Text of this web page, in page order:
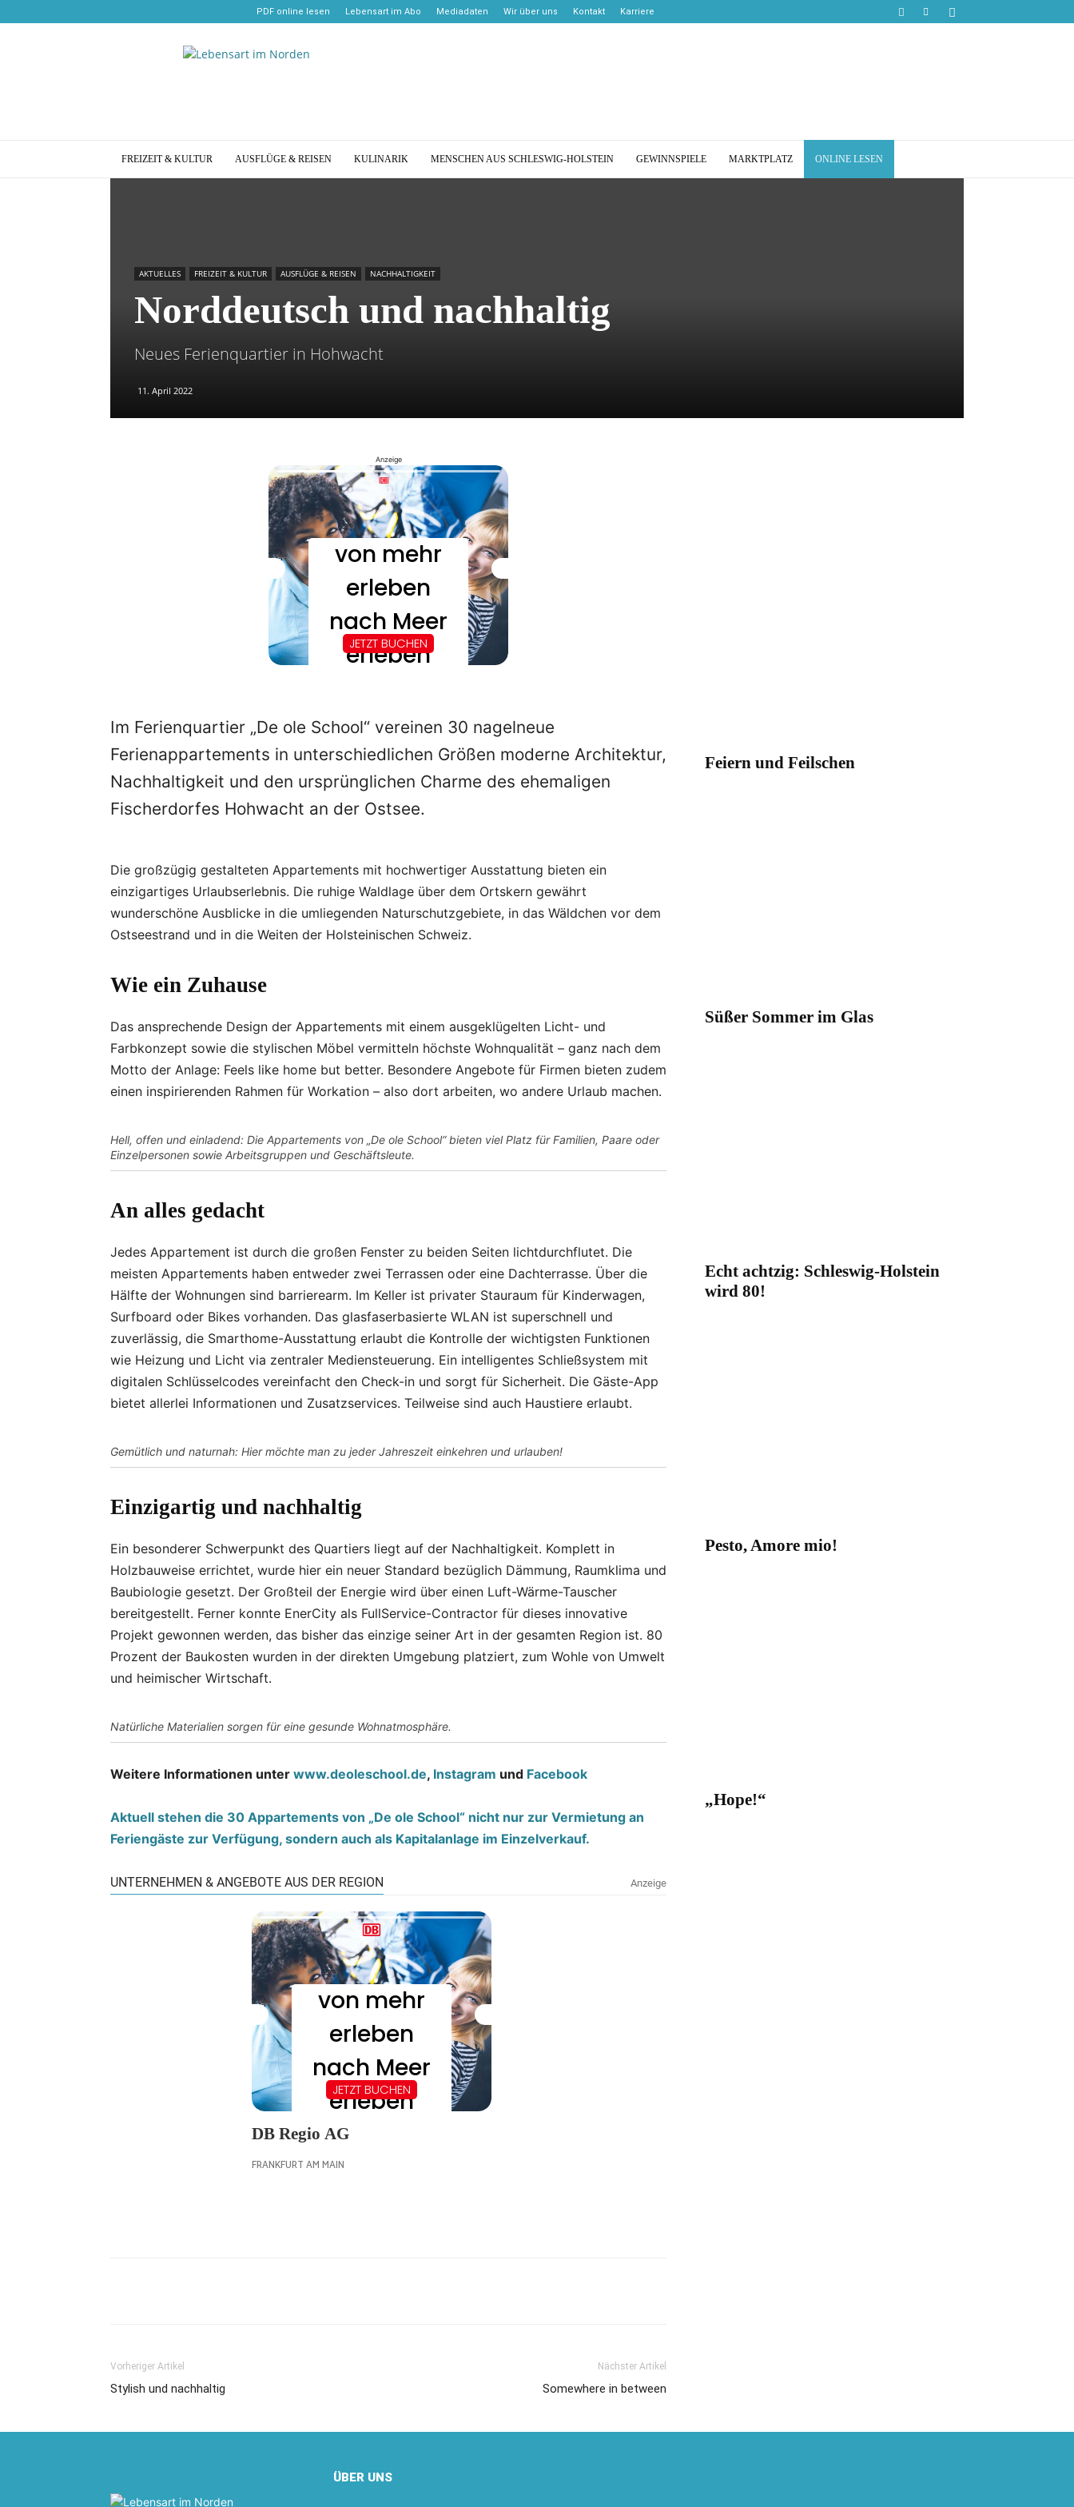
PDF online lesen Lebensart im Abo Mediadaten Wir über uns Kontakt Karriere
Lebensart
FREIZEIT & KULTUR AUSFLÜGE & REISEN KULINARIK MENSCHEN AUS SCHLESWIG-HOLSTEIN GEWINNSPIELE MARKTPLATZ ONLINE LESEN
AKTUELLES FREIZEIT & KULTUR AUSFLÜGE & REISEN NACHHALTIGKEIT
Norddeutsch und nachhaltig
Neues Ferienquartier in Hohwacht
11. April 2022
Anzeige
Im Ferienquartier „De ole School“ vereinen 30 nagelneue
Ferienappartements in unterschiedlichen Größen moderne Architektur,
Nachhaltigkeit und den ursprünglichen Charme des ehemaligen
Fischerdorfes Hohwacht an der Ostsee.
Die großzügig gestalteten Appartements mit hochwertiger Ausstattung bieten ein
einzigartiges Urlaubserlebnis. Die ruhige Waldlage über dem Ortskern gewährt
wunderschöne Ausblicke in die umliegenden Naturschutzgebiete, in das Wäldchen vor dem
Ostseestrand und in die Weiten der Holsteinischen Schweiz.
Wie ein Zuhause
Das ansprechende Design der Appartements mit einem ausgeklügelten Licht- und
Farbkonzept sowie die stylischen Möbel vermitteln höchste Wohnqualität – ganz nach dem
Motto der Anlage: Feels like home but better. Besondere Angebote für Firmen bieten zudem
einen inspirierenden Rahmen für Workation – also dort arbeiten, wo andere Urlaub machen.
Hell, offen und einladend: Die Appartements von „De ole School“ bieten viel Platz für Familien, Paare oder
Einzelpersonen sowie Arbeitsgruppen und Geschäftsleute.
An alles gedacht
Jedes Appartement ist durch die großen Fenster zu beiden Seiten lichtdurchflutet. Die
meisten Appartements haben entweder zwei Terrassen oder eine Dachterrasse. Über die
Hälfte der Wohnungen sind barrierearm. Im Keller ist privater Stauraum für Kinderwagen,
Surfboard oder Bikes vorhanden. Das glasfaserbasierte WLAN ist superschnell und
zuverlässig, die Smarthome-Ausstattung erlaubt die Kontrolle der wichtigsten Funktionen
wie Heizung und Licht via zentraler Mediensteuerung. Ein intelligentes Schließsystem mit
digitalen Schlüsselcodes vereinfacht den Check-in und sorgt für Sicherheit. Die Gäste-App
bietet allerlei Informationen und Zusatzservices. Teilweise sind auch Haustiere erlaubt.
Gemütlich und naturnah: Hier möchte man zu jeder Jahreszeit einkehren und urlauben!
Einzigartig und nachhaltig
Ein besonderer Schwerpunkt des Quartiers liegt auf der Nachhaltigkeit. Komplett in
Holzbauweise errichtet, wurde hier ein neuer Standard bezüglich Dämmung, Raumklima und
Baubiologie gesetzt. Der Großteil der Energie wird über einen Luft-Wärme-Tauscher
bereitgestellt. Ferner konnte EnerCity als FullService-Contractor für dieses innovative
Projekt gewonnen werden, das bisher das einzige seiner Art in der gesamten Region ist. 80
Prozent der Baukosten wurden in der direkten Umgebung platziert, zum Wohle von Umwelt
und heimischer Wirtschaft.
Natürliche Materialien sorgen für eine gesunde Wohnatmosphäre.
Weitere Informationen unter www.deoleschool.de, Instagram und Facebook
Aktuell stehen die 30 Appartements von „De ole School“ nicht nur zur Vermietung an
Feriengäste zur Verfügung, sondern auch als Kapitalanlage im Einzelverkauf.
Vorheriger Artikel
Stylish und nachhaltig
Nächster Artikel
Somewhere in between
Feiern und Feilschen
Süßer Sommer im Glas
Echt achtzig: Schleswig-Holstein
wird 80!
Pesto, Amore mio!
„Hope!“
ÜBER UNS